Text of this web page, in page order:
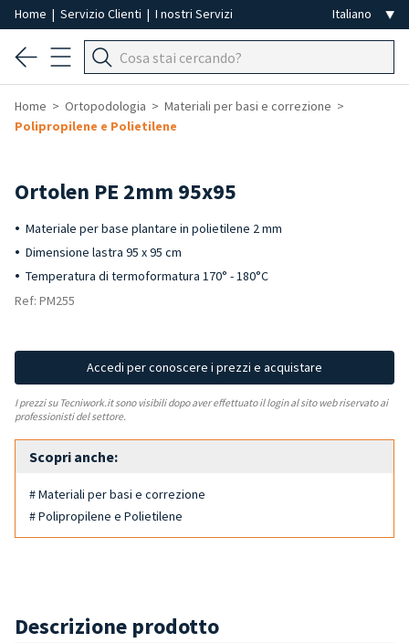
Home | Servizio Clienti | I nostri Servizi
Home Ortopodologia
Materiali per basi e correzione
Polipropilene e Polietilene
Ortolen PE 2mm 95x95
Materiale per base plantare in polietilene 2 mm
Dimensione lastra 95 x 95 cm
Temperatura di termoformatura 170° - 180°C
Ref: PM255
Accedi per conoscere i prezzi e acquistare
I prezzi su Tecniwork.it sono visibili dopo aver effettuato il login al sito web riservato ai
professionisti del settore.
Scopri anche:
# Materiali per basi e correzione
# Polipropilene e Polietilene
Descrizione prodotto